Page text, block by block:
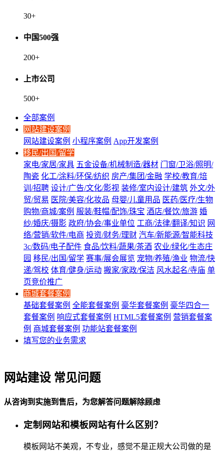
30+
中国500强
200+
上市公司
500+
全部案例
网站建设案例
网站建设案例 小程序案例 App开发案例
移民/出国/留学
家电/家居/家具 五金设备/机械制造/器材 门窗/卫浴/照明/
陶瓷 化工/涂料/环保/纺织 房产/集团/金融 学校/教育/培
训/招聘 设计/广告/文化/影视 装修/室内设计/建筑 外文/外
贸/贸易 医院/美容/化妆品 母婴/儿童用品 医药/医疗/生物
购物/商城/案例 服装/鞋帽/配饰/珠宝 酒店/餐饮/旅游 婚
纱/婚庆/摄影 政府/协会/事业单位 工商/法律/翻译/知识 网
络/营销/软件/电商 投资/财务/理财 汽车/新能源/智能科技
3c/数码/电子配件 食品/饮料/蔬果/茶酒 农业/绿化/生态庄
园 移民/出国/留学 赛事/展会展览 宠物/养殖/渔业 物流/快
递/驾校 体育/健身/运动 搬家/家政/保洁 风水起名/寺庙 单
页竞价推广
商城套餐案例
基础套餐案例 全能套餐案例 豪华套餐案例 豪华四合一
套餐案例 响应式套餐案例 HTML5套餐案例 营销套餐案
例 商城套餐案例 功能站套餐案例
填写您的业务需求
网站建设 常见问题
从咨询到实施到售后，为您解答问题解除顾虑
定制网站和模板网站有什么区别？
模板网站不美观，不专业，感觉不是正规大公司做的是